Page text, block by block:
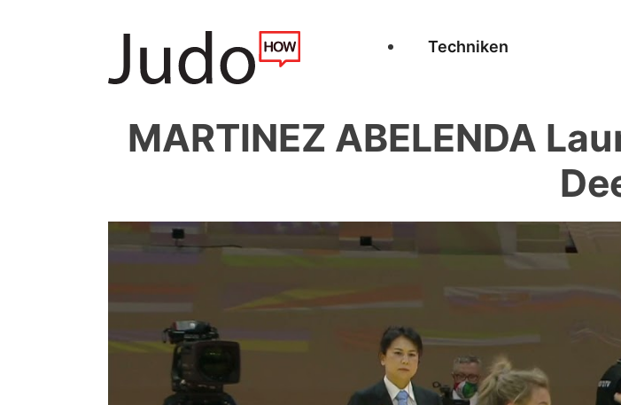
Techniken
MARTINEZ ABELENDA